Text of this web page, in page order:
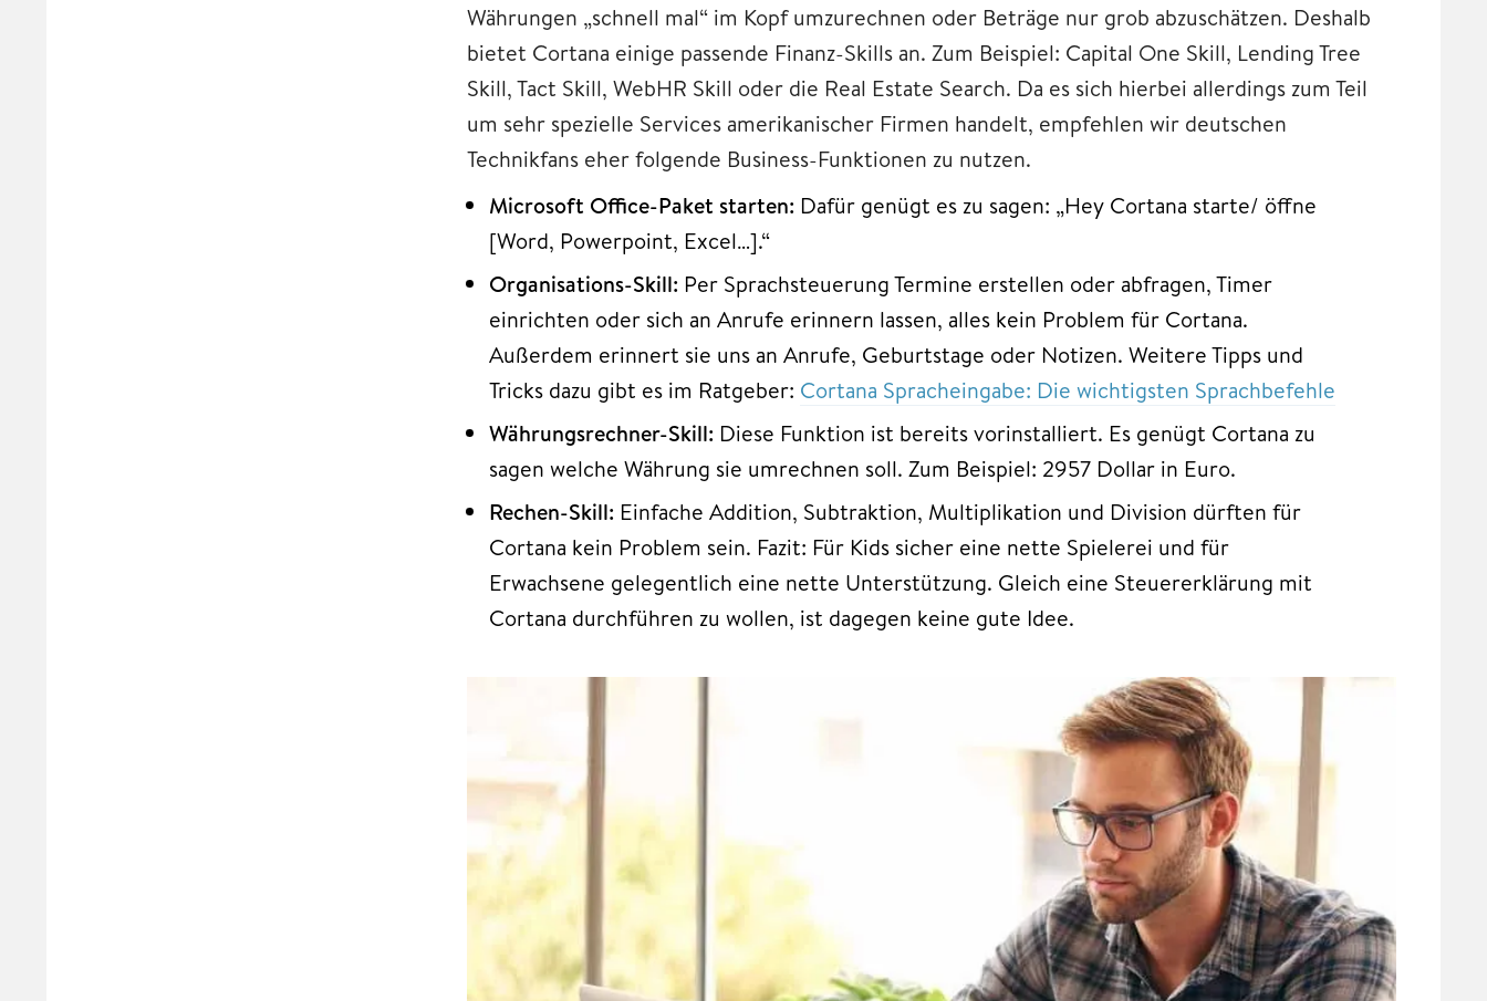
Währungen „schnell mal“ im Kopf umzurechnen oder Beträge nur grob abzuschätzen. Deshalb
bietet Cortana einige passende Finanz-Skills an. Zum Beispiel: Capital One Skill, Lending Tree
Skill, Tact Skill, WebHR Skill oder die Real Estate Search. Da es sich hierbei allerdings zum Teil
um sehr spezielle Services amerikanischer Firmen handelt, empfehlen wir deutschen
Technikfans eher folgende Business-Funktionen zu nutzen.
Microsoft Office-Paket starten: Dafür genügt es zu sagen: „Hey Cortana starte/ öffne
[Word, Powerpoint, Excel…].“
Organisations-Skill: Per Sprachsteuerung Termine erstellen oder abfragen, Timer
einrichten oder sich an Anrufe erinnern lassen, alles kein Problem für Cortana.
Außerdem erinnert sie uns an Anrufe, Geburtstage oder Notizen. Weitere Tipps und
Tricks dazu gibt es im Ratgeber: Cortana Spracheingabe: Die wichtigsten Sprachbefehle
Währungsrechner-Skill: Diese Funktion ist bereits vorinstalliert. Es genügt Cortana zu
sagen welche Währung sie umrechnen soll. Zum Beispiel: 2957 Dollar in Euro.
Rechen-Skill: Einfache Addition, Subtraktion, Multiplikation und Division dürften für
Cortana kein Problem sein. Fazit: Für Kids sicher eine nette Spielerei und für
Erwachsene gelegentlich eine nette Unterstützung. Gleich eine Steuererklärung mit
Cortana durchführen zu wollen, ist dagegen keine gute Idee.